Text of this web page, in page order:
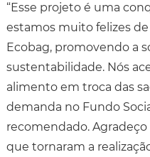
“Esse projeto é uma
estamos muito felizes
Ecobag, promovendo a
sustentabilidade. Nós
alimento em troca das
demanda no Fundo
recomendado.
que tornaram a